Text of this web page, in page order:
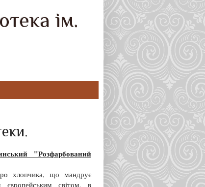
ім.
"Розфарбований
хлопчика, що мандрує
європейським світом, в